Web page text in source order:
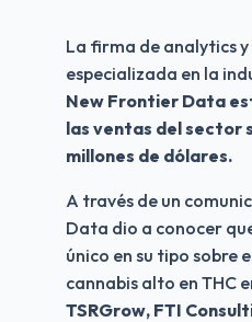
La firma de analytics
New Frontier Data
las ventas del sector
millones de dólares.
A través de un
Data dio a conocer
único en su tipo sobre
cannabis alto en THC
TSRGrow, FTI